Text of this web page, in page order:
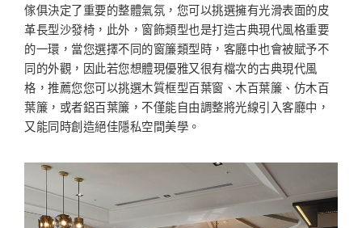
傢俱決定了重要的整體氣氛，您可以挑選擁有光滑表面的皮
革長型沙發椅，此外，窗飾類型也是打造古典現代風格重要
的一環，當您選擇不同的窗簾類型時，客廳中也會被賦予不
同的外觀，因此若您想體現優雅又很有檔次的古典現代風
格，推薦您您可以挑選木質框型百葉窗、木百葉簾、仿木百
葉簾，或者鋁百葉簾，不僅能自由調整將光線引入客廳中，
又能同時創造絕佳隱私空間美學。